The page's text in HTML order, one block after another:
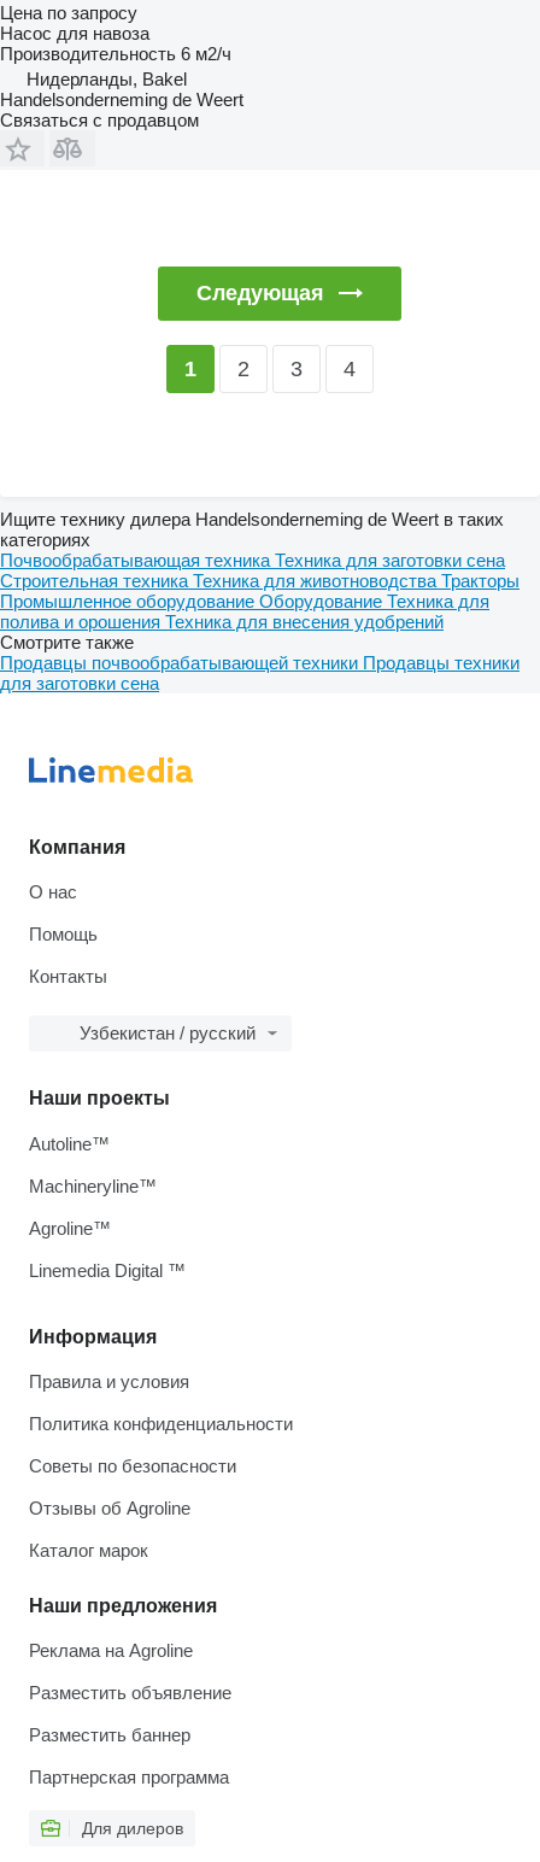
Цена по запросу
Насос для навоза
Производительность 6 м2/ч
Нидерланды, Bakel
Handelsonderneming de Weert
Связаться с продавцом
Следующая
1 2 3 4
Ищите технику дилера Handelsonderneming de Weert в таких
категориях
Почвообрабатывающая техника Техника для заготовки сена
Строительная техника Техника для животноводства Тракторы
Промышленное оборудование Оборудование Техника для
полива и орошения Техника для внесения удобрений
Смотрите также
Продавцы почвообрабатывающей техники Продавцы техники
для заготовки сена
Компания
О нас
Помощь
Контакты
Узбекистан / русский
Информация
Правила и условия
Политика конфиденциальности
Советы по безопасности
Отзывы об Agroline
Каталог марок
Наши предложения
Реклама на Agroline
Разместить объявление
Разместить баннер
Партнерская программа
Для дилеров
Наши проекты
Autoline™
Machineryline™
Agroline™
Linemedia Digital ™